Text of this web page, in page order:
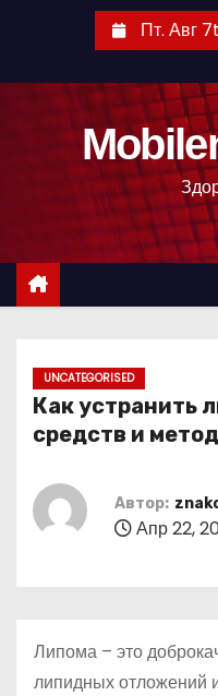
с
Пт. Авг
UNCATEGORISED
Как устранить
средств и
Автор:
Апр 22,
Липома – это
липидных отложений